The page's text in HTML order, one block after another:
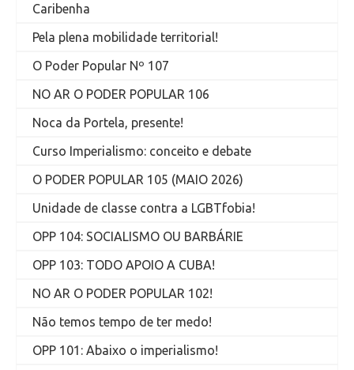
Caribenha
Pela plena mobilidade territorial!
O Poder Popular Nº 107
NO AR O PODER POPULAR 106
Noca da Portela, presente!
Curso Imperialismo: conceito e debate
O PODER POPULAR 105 (MAIO 2026)
Unidade de classe contra a LGBTfobia!
OPP 104: SOCIALISMO OU BARBÁRIE
OPP 103: TODO APOIO A CUBA!
NO AR O PODER POPULAR 102!
Não temos tempo de ter medo!
OPP 101: Abaixo o imperialismo!